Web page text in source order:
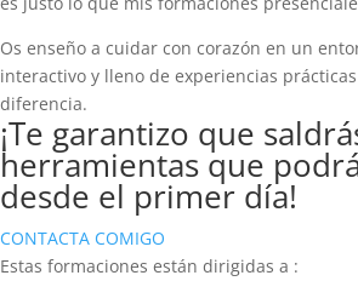
Os enseño a cuidar con corazón en un
interactivo y lleno de experiencias
diferencia.
¡Te garantizo que
herramientas que
desde el primer día!
CONTACTA COMIGO
Estas formaciones están dirigidas a :